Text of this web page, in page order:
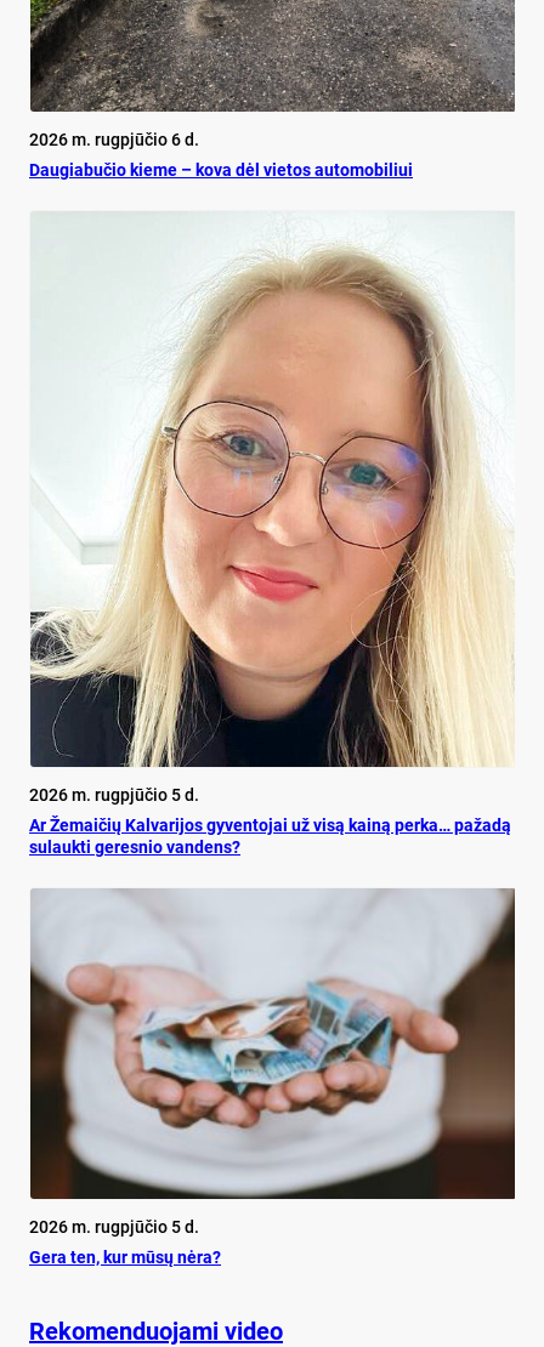
2026 m. rugpjūčio 6 d.
Dau­gia­bu­čio kie­me – ko­va dėl vie­tos au­to­mo­bi­liui
2026 m. rugpjūčio 5 d.
Ar Že­mai­čių Kal­va­ri­jos gy­ven­to­jai už vi­są kai­ną per­ka… pa­ža­dą
su­lauk­ti ge­res­nio van­dens?
2026 m. rugpjūčio 5 d.
Ge­ra ten, kur mū­sų nė­ra?
Rekomenduojami video